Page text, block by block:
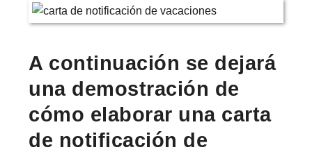
A continuación se dejará
una demostración de
cómo elaborar una carta
de notificación de